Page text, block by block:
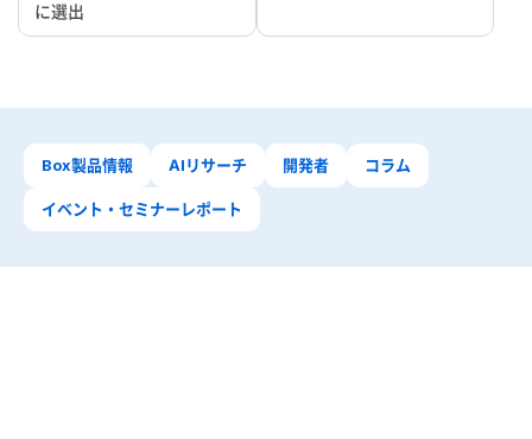
に選出
Box製品情報 AIリサーチ 開発者 コラム
イベント・セミナーレポート